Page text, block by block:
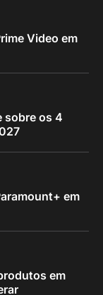
Video em
sobre os 4
em
em